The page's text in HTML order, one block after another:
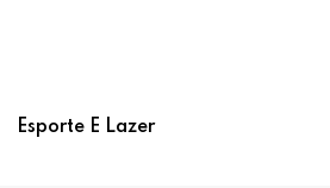
Esporte E Lazer